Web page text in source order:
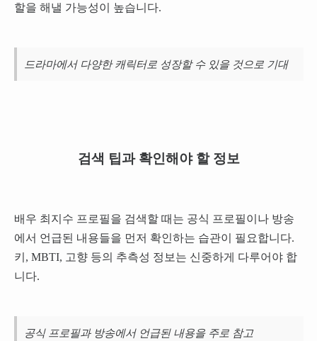
할을 해낼 가능성이 높습니다.
드라마에서 다양한 캐릭터로 성장할 수 있을 것으로 기대
검색 팁과 확인해야 할 정보
배우 최지수 프로필을 검색할 때는 공식 프로필이나 방송
에서 언급된 내용들을 먼저 확인하는 습관이 필요합니다.
키, MBTI, 고향 등의 추측성 정보는 신중하게 다루어야 합
니다.
공식 프로필과 방송에서 언급된 내용을 주로 참고